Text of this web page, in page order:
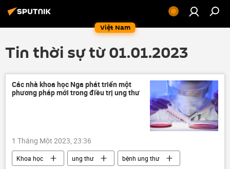
Việt Nam
Tin thời sự từ 01.01.2023
Các nhà khoa học Nga phát triển một
phương pháp mới trong điều trị ung thư
1 Tháng Một 2023, 23:36
Khoa học ung thư
bệnh ung thư